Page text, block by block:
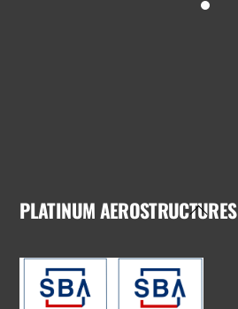
Back
PLATINUM AEROSTRUCTURES